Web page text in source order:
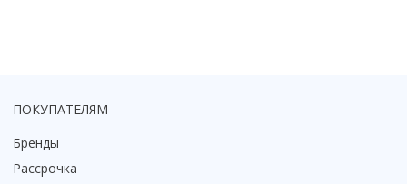
ПОКУПАТЕЛЯМ
Бренды
Рассрочка